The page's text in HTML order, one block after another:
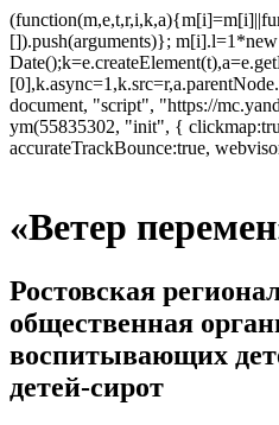
[]).push(arguments)}; m[i].l=1*new
document, "script", "https://
ym(55835302, "init", {
accurateTrackBounce:true,
«Ветер
Ростовская
общественная
воспитывающих
детей-сирот